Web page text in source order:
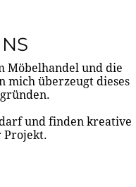
Möbelhandel und die
mich überzeugt dieses
und finden kreative
Projekt.